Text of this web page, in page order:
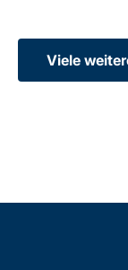
Viele